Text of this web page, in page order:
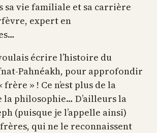
sa vie familiale et sa carrière
expert en
écrire l’histoire du
Pahnéakh, pour approfondir
» ! Ce n’est plus de la
philosophie… D’ailleurs la
(puisque je l’appelle ainsi)
qui ne le reconnaissent